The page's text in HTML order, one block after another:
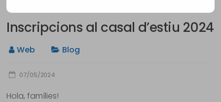
Inscripcions al casal d’estiu 2024
Web Blog
07/05/2024
Hola, famílies!